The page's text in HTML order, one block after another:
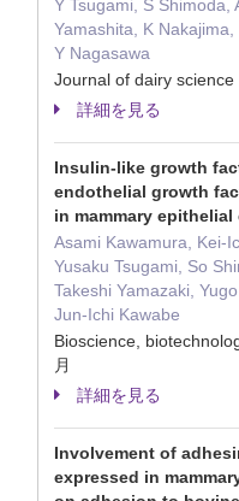
Y Tsugami, S Shimoda,
Yamashita, K
Y Nagasawa
Journal of dairy
詳細を見る
Insulin-like growth
endothelial growth
in mammary epithelial
Asami Kawamura, Kei-
Yusaku Tsugami, So
Takeshi Yamazaki,
Jun-Ichi Kawabe
Bioscience,
月
詳細を見る
Involvement of
expressed in